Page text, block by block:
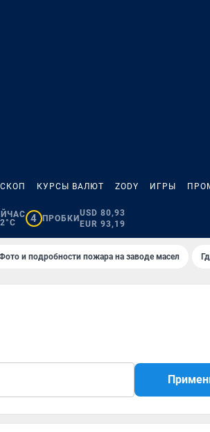
КУРСЫ ВАЛЮТ ZODY ИГРЫ
4 ПРОБКИ
USD 80,93
EUR 93,19
и подробности пожара на заводе масел